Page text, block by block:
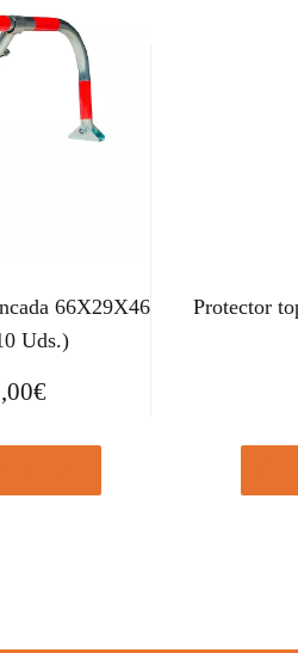
66X29X46
Uds.)
€
Protector